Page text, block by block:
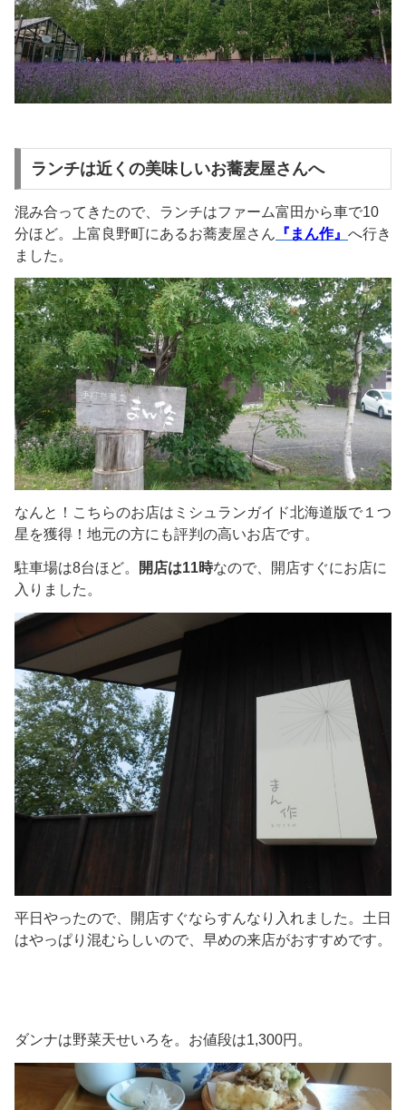
ランチは近くの美味しいお蕎麦屋さんへ
混み合ってきたので、ランチはファーム富田から車で10
分ほど。上富良野町にあるお蕎麦屋さん 『 まん作』 へ行き
ました。
なんと！こちらのお店はミシュランガイド北海道版で１つ
星を獲得！地元の方にも評判の高いお店です。
駐車場は8台ほど。 開店は11時なので、開店すぐにお店に
入りました。
平日やったので、開店すぐならすんなり入れました。土日
はやっぱり混むらしいので、早めの来店がおすすめです。
ダンナは野菜天せいろを。お値段は1,300円。